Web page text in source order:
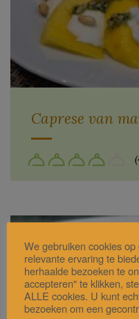
Caprese van
We gebruiken cookies
relevante ervaring te
herhaalde bezoeken te
accepteren" te klikken,
ALLE cookies. U kunt
bezoeken om een